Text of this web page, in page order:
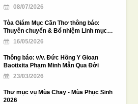
08/07/2026
Tòa Giám Mục Cần Thơ thông báo:
Thuyên chuyển & Bổ nhiệm Linh mục
năm 2026
16/05/2026
Thông báo: v/v. Đức Hồng Y Gioan
Baotixita Phạm Minh Mẫn Qua Đời
23/03/2026
Thư mục vụ Mùa Chay - Mùa Phục Sinh
2026